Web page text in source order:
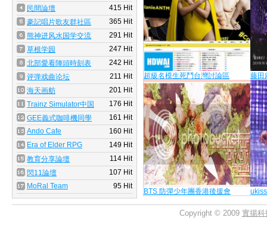
音乐论坛
民間論壇
415 Hit
豪記唱片歌友群社區
365 Hit
熊神进风水国学交流
区
291 Hit
草根学园
247 Hit
北部愛看陣頭時刻表
242 Hit
评弹戏曲论坛
211 Hit
海天画舫
201 Hit
Trainz Simulator中国
论坛
176 Hit
GEE義式咖啡機同學
會
161 Hit
Ando Cafe
160 Hit
Era of Elder RPG
Server
149 Hit
教育分享論壇
114 Hit
閃11論壇
107 Hit
MoRal Team
95 Hit
105-04-11
由於SCLUB遭受特定攻擊，造成
無法瀏覽，本公司深感歉意，
目前本公司處理方式如下：
一、受影響的域名已進行更換IP作
遲於24小時內恢復正常。
二、本公司將持續追蹤攻擊狀況，
快的時間內恢復所有網站的服務。
以下為受影響的域名清單：
1. 66rt.com
造成所有版主的困擾，本公司表達
歉意，請大家見諒。
105-03-09
由於SCLUB遭受特定攻擊，造成
無法瀏覽，本公司深感歉意，
超級名模生死鬥台灣討論區 藤田
BTS 防彈少年團香港後援會
Copyright © 2009 實揚科